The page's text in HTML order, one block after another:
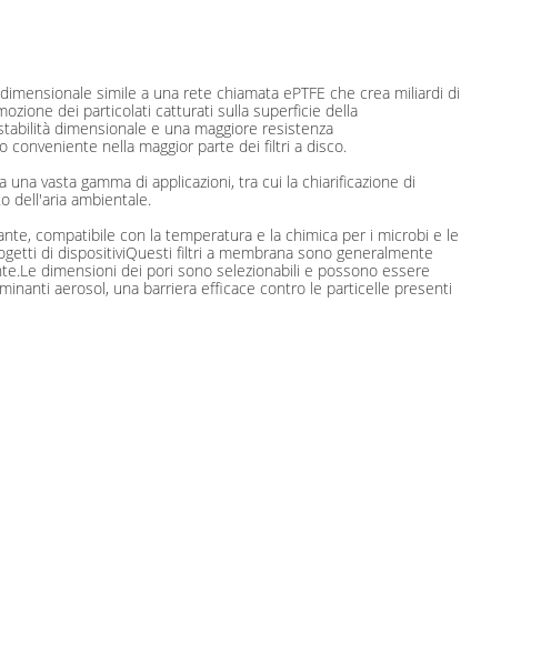
simile a una rete chiamata ePTFE che crea miliardi di
dei particolati catturati sulla superficie della
dimensionale e una maggiore resistenza
conveniente nella maggior parte dei filtri a disco.
vasta gamma di applicazioni, tra cui la chiarificazione di
dell'aria ambientale.
compatibile con la temperatura e la chimica per i microbi e le
di dispositiviQuesti filtri a membrana sono generalmente
dimensioni dei pori sono selezionabili e possono essere
aerosol, una barriera efficace contro le particelle presenti